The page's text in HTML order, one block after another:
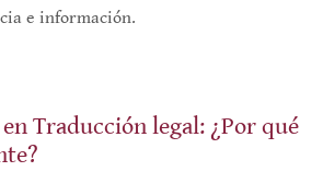
e información.
Traducción legal: ¿Por qué